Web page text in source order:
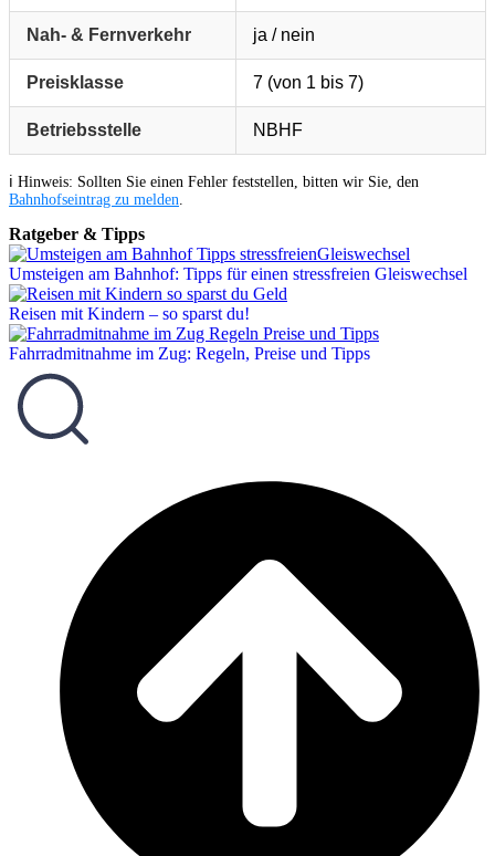
Nah- & Fernverkehr ja / nein
Preisklasse 7 (von 1 bis 7)
Betriebsstelle NBHF
ℹ️ Hinweis: Sollten Sie einen Fehler feststellen, bitten wir Sie, den
Bahnhofseintrag zu melden
Ratgeber & Tipps
Umsteigen am Bahnhof: Tipps für einen stressfreien Gleiswechsel
Reisen mit Kindern – so sparst du!
Fahrradmitnahme im Zug: Regeln, Preise und Tipps